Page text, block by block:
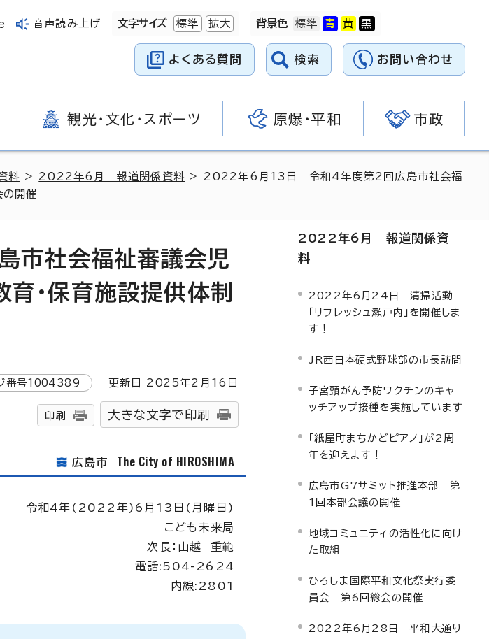
音声読み上げ 文字サイズ 標準 拡大 背景色
よくある質問 検索 お問い合わせ
観光・文化・スポーツ 原爆・平和 市政
料 > 2022年6月 報道関係資料 > 2022年6月13日 令和4年度第2回広島市社会福
の開催
社会福祉審議会児
・保育施設提供体制
番号1004389 更新日 2025年2月 16 日
印刷 大きな文字で印刷
広島市 The City of HIROSHIMA
令和4年(2022年)6月13日(月曜日)
こども未来局
次長：山越 重範
電話:504-2624
内線:2801
2022年6月 報道関係資
料
2022年6月24日 清掃活動
「リフレッシュ瀬戸内」を開催しま
す！
JR西日本硬式野球部の市長訪問
子宮頸がん予防ワクチンのキャ
ッチアップ接種を実施しています
「紙屋町まちかどピアノ」が2周
年を迎えます！
広島市G7サミット推進本部 第
1回本部会議の開催
地域コミュニティの活性化に向け
た取組
ひろしま国際平和文化祭実行委
員会 第6回総会の開催
2022年6月28日 平和大通り